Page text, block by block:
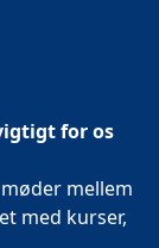
for os
mellem
med kurser,